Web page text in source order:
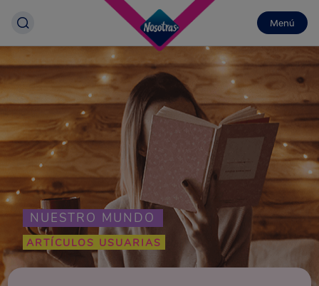
Menú
NUESTRO MUNDO
ARTÍCULOS USUARIAS